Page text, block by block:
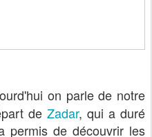
on parle de notre
de Zadar, qui a duré
permis de découvrir les